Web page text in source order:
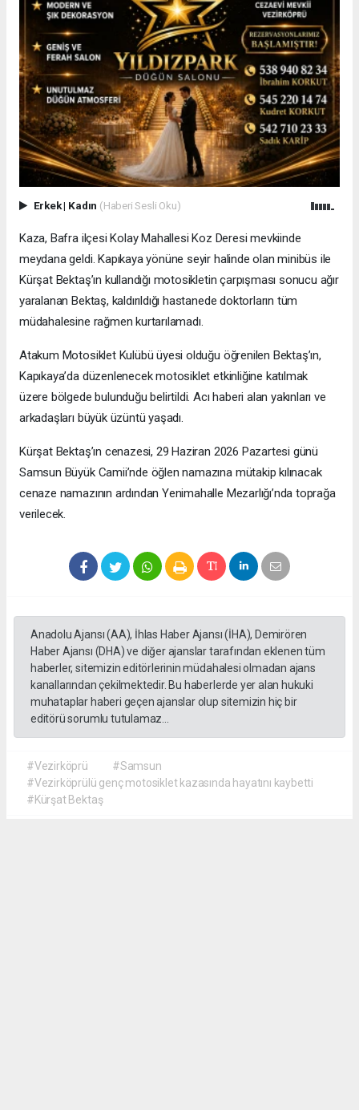
Erkek| Kadın (Haberi Sesli Oku)
Kaza, Bafra ilçesi Kolay Mahallesi Koz Deresi mevkiinde
meydana geldi. Kapıkaya yönüne seyir halinde olan minibüs ile
Kürşat Bektaş’ın kullandığı motosikletin çarpışması sonucu ağır
yaralanan Bektaş, kaldırıldığı hastanede doktorların tüm
müdahalesine rağmen kurtarılamadı.
Atakum Motosiklet Kulübü üyesi olduğu öğrenilen Bektaş’ın,
Kapıkaya’da düzenlenecek motosiklet etkinliğine katılmak
üzere bölgede bulunduğu belirtildi. Acı haberi alan yakınları ve
arkadaşları büyük üzüntü yaşadı.
Kürşat Bektaş’ın cenazesi, 29 Haziran 2026 Pazartesi günü
Samsun Büyük Camii’nde öğlen namazına mütakip kılınacak
cenaze namazının ardından Yenimahalle Mezarlığı’nda toprağa
verilecek.
Anadolu Ajansı (AA), İhlas Haber Ajansı (İHA), Demirören
Haber Ajansı (DHA) ve diğer ajanslar tarafından eklenen tüm
haberler, sitemizin editörlerinin müdahalesi olmadan ajans
kanallarından çekilmektedir. Bu haberlerde yer alan hukuki
muhataplar haberi geçen ajanslar olup sitemizin hiç bir
editörü sorumlu tutulamaz...
#Vezirköprü
#Samsun
#Vezirköprülü genç motosiklet kazasında hayatını kaybetti
#Kürşat Bektaş